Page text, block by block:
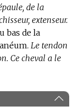
de la
extenseur.
bas de la
Le tendon
Ce cheval a le